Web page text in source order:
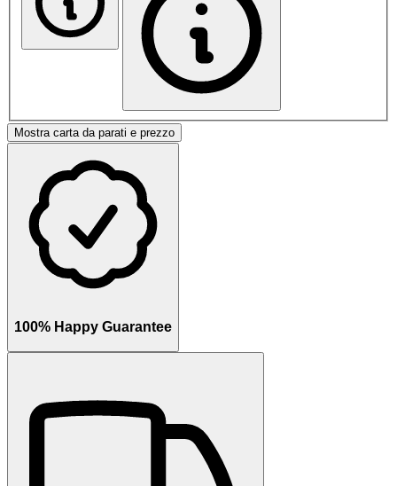
Mostra carta da parati e prezzo
100% Happy Guarantee